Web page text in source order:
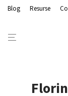
Blog Resurse